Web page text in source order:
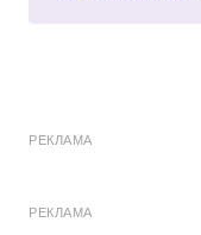
РЕКЛАМА
РЕКЛАМА